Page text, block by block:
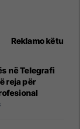
Reklamo këtu
në Telegrafi
reja për